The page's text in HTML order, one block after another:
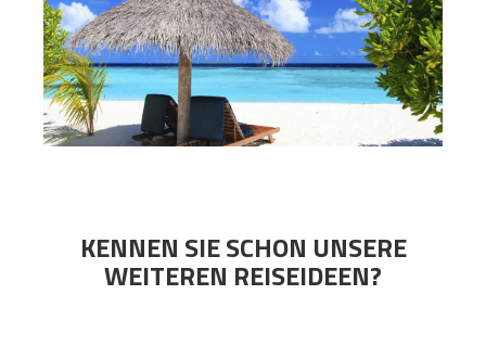
KENNEN SIE SCHON UNSERE
WEITEREN REISEIDEEN?